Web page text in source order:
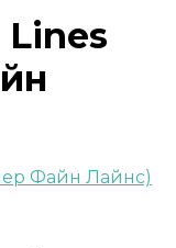
Lines